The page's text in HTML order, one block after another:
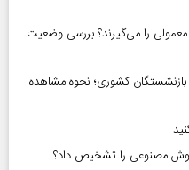
را می‌گیرند؟ بررسی وضعیت
میلیون تومانی بازنشستگان کشوری؛ نحوه مشاهده
مصنوعی را تشخیص داد؟